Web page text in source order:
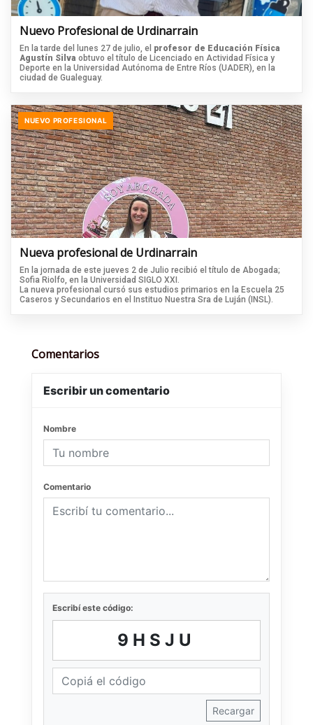
Nuevo Profesional de Urdinarrain
En la tarde del lunes 27 de julio, el profesor de Educación Física
Agustín Silva obtuvo el título de Licenciado en Actividad Física y
Deporte en la Universidad Autónoma de Entre Ríos (UADER), en la
ciudad de Gualeguay.
NUEVO PROFESIONAL
Nueva profesional de Urdinarrain
En la jornada de este jueves 2 de Julio recibió el título de Abogada;
Sofia Riolfo, en la Universidad SIGLO XXI.
La nueva profesional cursó sus estudios primarios en la Escuela 25
Caseros y Secundarios en el Instituo Nuestra Sra de Luján (INSL).
Comentarios
Escribir un comentario
Nombre
Comentario
Escribí este código:
9HSJU
Recargar